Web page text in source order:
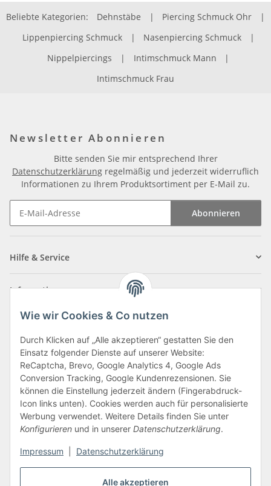
Alle akzeptieren
Wie wir Cookies & Co nutzen
Durch Klicken auf „Alle akzeptieren“ gestatten Sie den
Einsatz folgender Dienste auf unserer Website:
ReCaptcha, Brevo, Google Analytics 4, Google Ads
Conversion Tracking, Google Kundenrezensionen. Sie
können die Einstellung jederzeit ändern (Fingerabdruck-
Icon links unten). Cookies werden auch für personalisierte
Werbung verwendet. Weitere Details finden Sie unter
Konfigurieren und in unserer Datenschutzerklärung.
Impressum Datenschutzerklärung
Beliebte Kategorien: Dehnstäbe | Piercing Schmuck Ohr
|
Lippenpiercing Schmuck
| Nasenpiercing Schmuck
|
Nippelpiercings
| Intimschmuck Mann
|
Intimschmuck Frau
Newsletter Abonnieren
Bitte senden Sie mir entsprechend Ihrer
Datenschutzerklärung regelmäßig und jederzeit widerruflich
Informationen zu Ihrem Produktsortiment per E-Mail zu.
Abonnieren
Hilfe & Service
Informationen
Zahlungsarten
Vertrag widerrufen